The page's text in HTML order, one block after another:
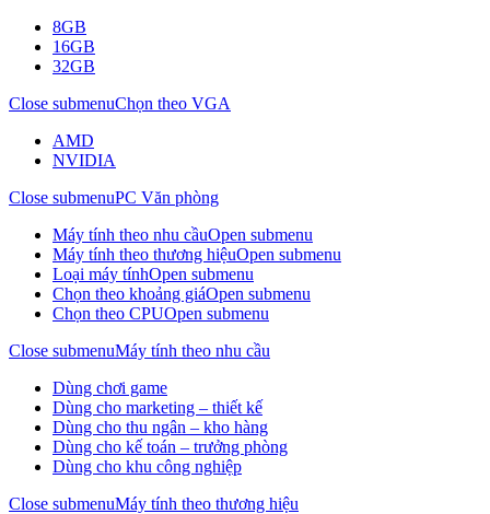
8GB
16GB
32GB
Close submenuChọn theo VGA
AMD
NVIDIA
Close submenuPC Văn phòng
Máy tính theo nhu cầuOpen submenu
Máy tính theo thương hiệuOpen submenu
Loại máy tínhOpen submenu
Chọn theo khoảng giáOpen submenu
Chọn theo CPUOpen submenu
Close submenuMáy tính theo nhu cầu
Dùng chơi game
Dùng cho marketing – thiết kế
Dùng cho thu ngân – kho hàng
Dùng cho kế toán – trưởng phòng
Dùng cho khu công nghiệp
Close submenuMáy tính theo thương hiệu